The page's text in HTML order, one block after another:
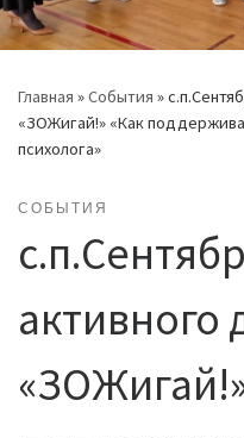
Главная »События »
«ЗОЖигай!» «Как
психолога»
СОБЫТИЯ
активного